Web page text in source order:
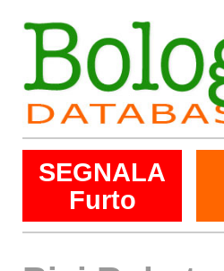
SEGNALA
Furto